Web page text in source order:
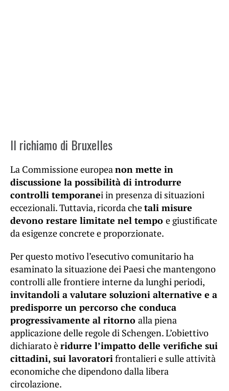
Il richiamo di Bruxelles
La Commissione europeanon mette in
discussione la possibilità di introdurre
controlli temporanei in presenza di situazioni
eccezionali. Tuttavia, ricorda chetali misure
devono restare limitate nel tempo e giustificate
da esigenze concrete e proporzionate.
Per questo motivo l’esecutivo comunitario ha
esaminato la situazione dei Paesi che mantengono
controlli alle frontiere interne da lunghi periodi,
invitandoli a valutare soluzioni alternative e a
predisporre un percorso che conduca
progressivamente al ritorno alla piena
applicazione delle regole di Schengen. L’obiettivo
dichiarato èridurre l’impatto delle verifiche sui
cittadini, sui lavoratorifrontalieri e sulle attività
economiche che dipendono dalla libera
circolazione.